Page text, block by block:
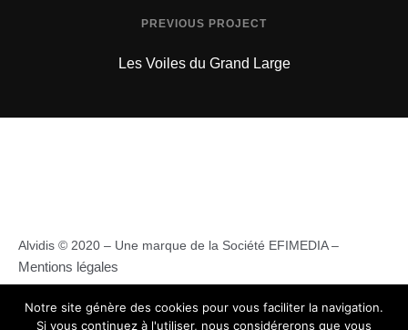
PREVIOUS PROJECT
Les Voiles du Grand Large
Alvidis © 2020 – Une marque de la Société EFIMEDIA –
Mentions légales
Avidis © 2020 – Une marque de la Société EFIMEDIA –
Mentions légales
Notre site génère des cookies pour vous faciliter la navigation.
Si vous continuez à l'utiliser, nous considérerons que vous